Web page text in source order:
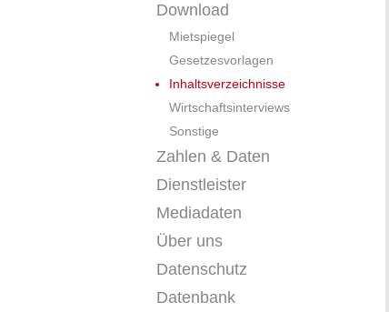
Download
Mietspiegel
Gesetzesvorlagen
Inhaltsverzeichnisse
Wirtschaftsinterviews
Sonstige
Zahlen & Daten
Dienstleister
Mediadaten
Über uns
Datenschutz
Datenbank